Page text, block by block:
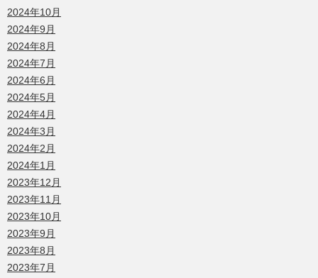
2024年10月
2024年9月
2024年8月
2024年7月
2024年6月
2024年5月
2024年4月
2024年3月
2024年2月
2024年1月
2023年12月
2023年11月
2023年10月
2023年9月
2023年8月
2023年7月